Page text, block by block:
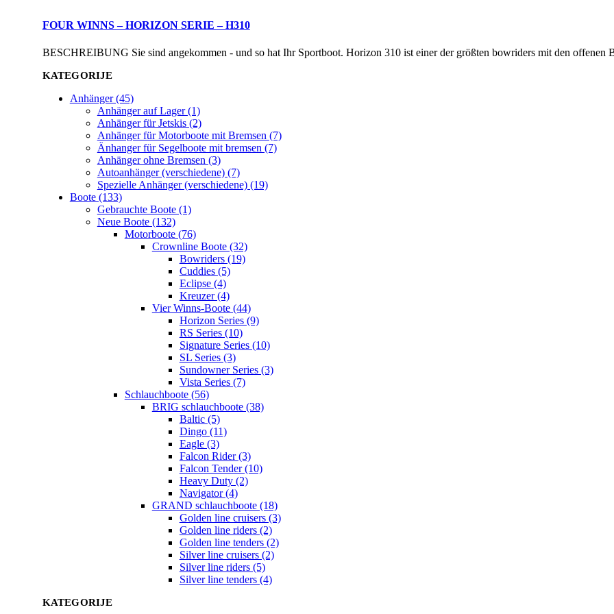
FOUR WINNS – HORIZON SERIE – H310
BESCHREIBUNG Sie sind angekommen - und so hat Ihr Sportboot. Horizon 310 ist einer der größten bowriders mit den offenen
KATEGORIJE
Anhänger (45)
Anhänger auf Lager (1)
Anhänger für Jetskis (2)
Anhänger für Motorboote mit Bremsen (7)
Änhanger für Segelboote mit bremsen (7)
Anhänger ohne Bremsen (3)
Autoanhänger (verschiedene) (7)
Spezielle Anhänger (verschiedene) (19)
Boote (133)
Gebrauchte Boote (1)
Neue Boote (132)
Motorboote (76)
Crownline Boote (32)
Bowriders (19)
Cuddies (5)
Eclipse (4)
Kreuzer (4)
Vier Winns-Boote (44)
Horizon Series (9)
RS Series (10)
Signature Series (10)
SL Series (3)
Sundowner Series (3)
Vista Series (7)
Schlauchboote (56)
BRIG schlauchboote (38)
Baltic (5)
Dingo (11)
Eagle (3)
Falcon Rider (3)
Falcon Tender (10)
Heavy Duty (2)
Navigator (4)
GRAND schlauchboote (18)
Golden line cruisers (3)
Golden line riders (2)
Golden line tenders (2)
Silver line cruisers (2)
Silver line riders (5)
Silver line tenders (4)
KATEGORIJE